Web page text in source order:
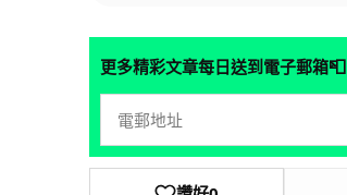
更多精彩文章每日送到電子郵箱📮